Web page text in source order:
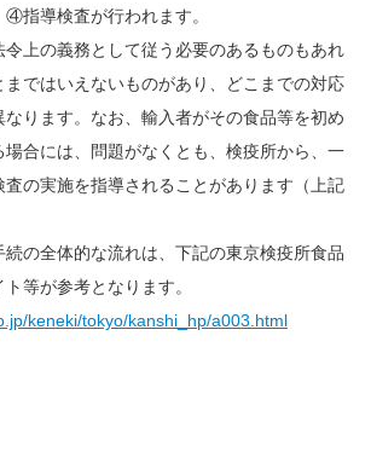
指導検査が行われます。
令上の義務として従う必要のあるものもあれ
まではいえないものがあり、どこまでの対応
ります。なお、輸入者がその食品等を初め
場合には、問題がなくとも、検疫所から、一
査の実施を指導されることがあります（上記
の全体的な流れは、下記の東京検疫所食品
等が参考となります。
keneki/tokyo/kanshi_hp/a003.html